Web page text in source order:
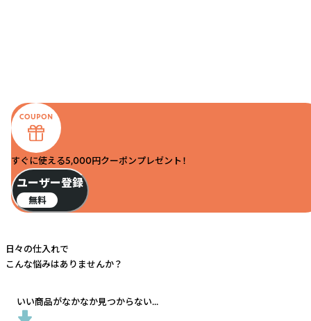
すぐに使える5,000円クーポンプレゼント！
ユーザー登録
無料
日々の仕入れで
こんな悩みはありませんか？
いい商品がなかなか見つからない...